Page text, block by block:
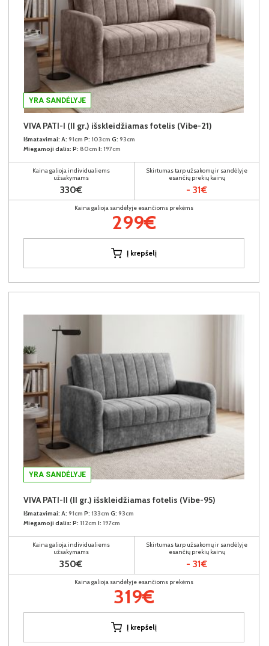
YRA SANDĖLYJE
VIVA PATI-I (II gr.) išskleidžiamas fotelis (Vibe-21)
Išmatavimai: A: 91cm P: 103cm G: 93cm
Miegamoji dalis: P: 80cm I: 197cm
Kaina galioja individualiems
užsakymams
330€
Skirtumas tarp užsakomų ir sandėlyje
esančių prekių kainų
- 31€
Kaina galioja sandėlyje esančioms prekėms
299€
Į krepšelį
YRA SANDĖLYJE
VIVA PATI-II (II gr.) išskleidžiamas fotelis (Vibe-95)
Išmatavimai: A: 91cm P: 133cm G: 93cm
Miegamoji dalis: P: 112cm I: 197cm
Kaina galioja individualiems
užsakymams
350€
Skirtumas tarp užsakomų ir sandėlyje
esančių prekių kainų
- 31€
Kaina galioja sandėlyje esančioms prekėms
319€
Į krepšelį